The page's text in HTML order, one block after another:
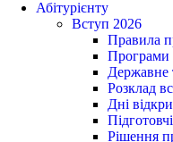
Абітурієнту
Вступ 2026
Правила
Програми
Державне
Розклад
Дні
Рішення